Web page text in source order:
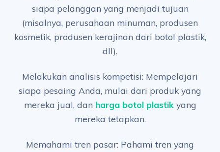
siapa pelanggan yang menjadi tujuan
(misalnya, perusahaan minuman, produsen
kosmetik, produsen kerajinan dari botol plastik,
dll).
Melakukan analisis kompetisi: Mempelajari
siapa pesaing Anda, mulai dari produk yang
mereka jual, dan harga botol plastikyang
mereka tetapkan.
Memahami tren pasar: Pahami tren yang